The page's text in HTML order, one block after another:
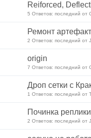
Reiforced,
5 Ответов: последний от
Ремонт
2 Ответов: последний от
origin
7 Ответов: последний от
Дроп сетки с
1 Ответов: последний от
Починка реплики
2 Ответов: последний от